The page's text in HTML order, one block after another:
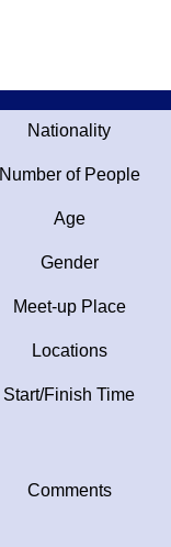
Nationality
Number of People
Age
Gender
Meet-up Place
Locations
Start/Finish Time
Comments